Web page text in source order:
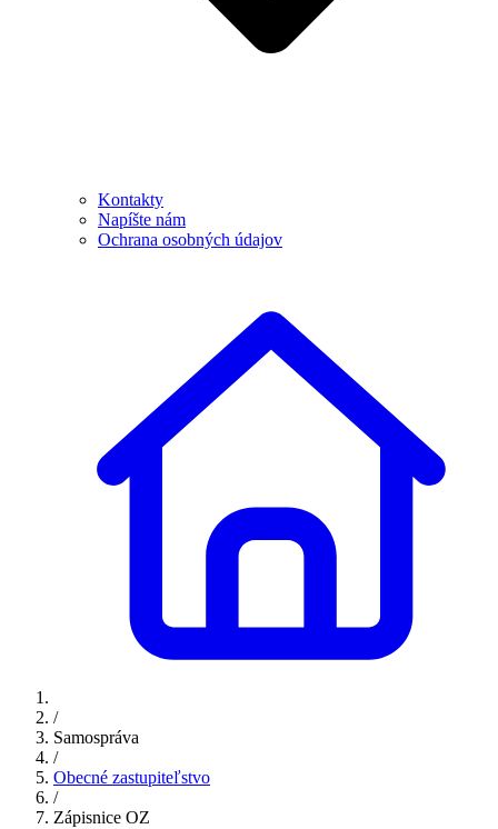
Kontakty
Napíšte nám
Ochrana osobných údajov
/
Samospráva
/
Obecné zastupiteľstvo
/
Zápisnice OZ